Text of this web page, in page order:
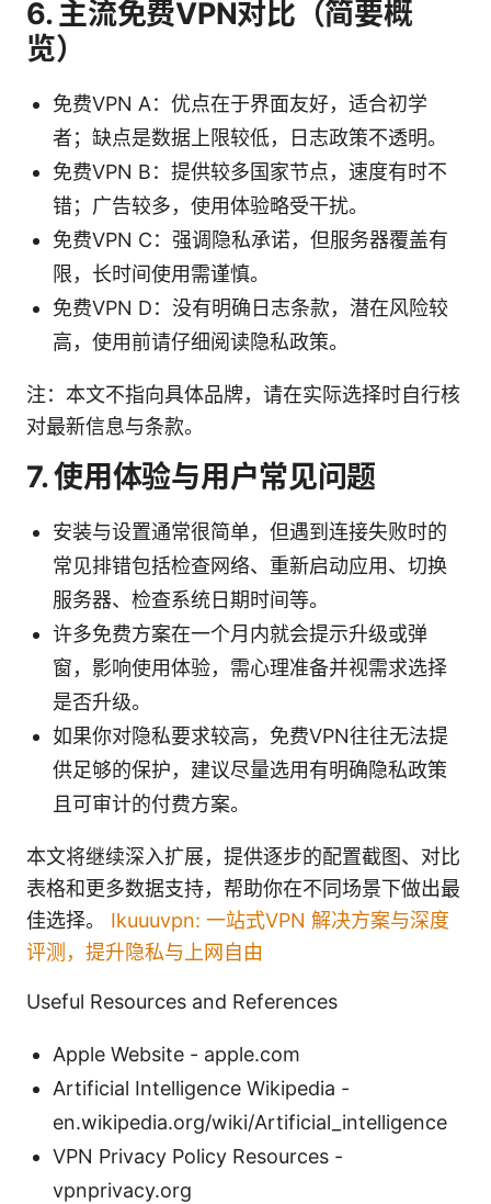
6. 主流免费VPN对比（简要概
览）
免费VPN A：优点在于界面友好，适合初学
者；缺点是数据上限较低，日志政策不透明。
免费VPN B：提供较多国家节点，速度有时不
错；广告较多，使用体验略受干扰。
免费VPN C：强调隐私承诺，但服务器覆盖有
限，长时间使用需谨慎。
免费VPN D：没有明确日志条款，潜在风险较
高，使用前请仔细阅读隐私政策。
注：本文不指向具体品牌，请在实际选择时自行核
对最新信息与条款。
7. 使用体验与用户常见问题
安装与设置通常很简单，但遇到连接失败时的
常见排错包括检查网络、重新启动应用、切换
服务器、检查系统日期时间等。
许多免费方案在一个月内就会提示升级或弹
窗，影响使用体验，需心理准备并视需求选择
是否升级。
如果你对隐私要求较高，免费VPN往往无法提
供足够的保护，建议尽量选用有明确隐私政策
且可审计的付费方案。
本文将继续深入扩展，提供逐步的配置截图、对比
表格和更多数据支持，帮助你在不同场景下做出最
佳选择。 Ikuuuvpn: 一站式VPN 解决方案与深度
评测，提升隐私与上网自由
Useful Resources and References
Apple Website - apple.com
Artificial Intelligence Wikipedia -
en.wikipedia.org/wiki/Artificial_intelligence
VPN Privacy Policy Resources -
vpnprivacy.org